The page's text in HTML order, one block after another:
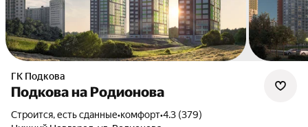
ГК Подкова
Подкова на Родионова
Строится, есть сданные•комфорт•4.3 (379)